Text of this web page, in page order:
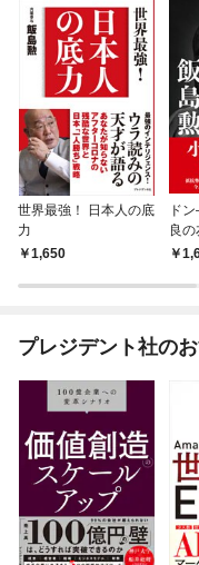
世界最強！ 日本人の底
力
1,650
ド
良
プレジデント社の